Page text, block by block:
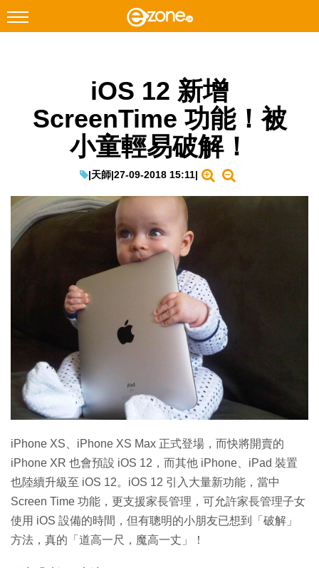
Instagram
科技焦點
教學評測
EduTech
IT Times
生成式AI與雲端應用
Enterprise Digital Transformation
iOS 12 新增
ScreenTime 功能！被
小童輕易破解！
|天師|27-09-2018 15:11|
iPhone XS、iPhone XS Max 正式登場，而快將開賣的
iPhone XR 也會預設 iOS 12，而其他 iPhone、iPad 裝置
也陸續升級至 iOS 12。iOS 12 引入大量新功能，當中
Screen Time 功能，更支援家長管理，可允許家長管理子女
使用 iOS 設備的時間，但有聰明的小朋友已想到「破解」
方法，真的「道高一尺，魔高一丈」！